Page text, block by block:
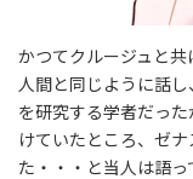
かつてクルージュと共
人間と同じように話
を研究する学者だっ
けていたところ、ゼ
た・・・と当人は語